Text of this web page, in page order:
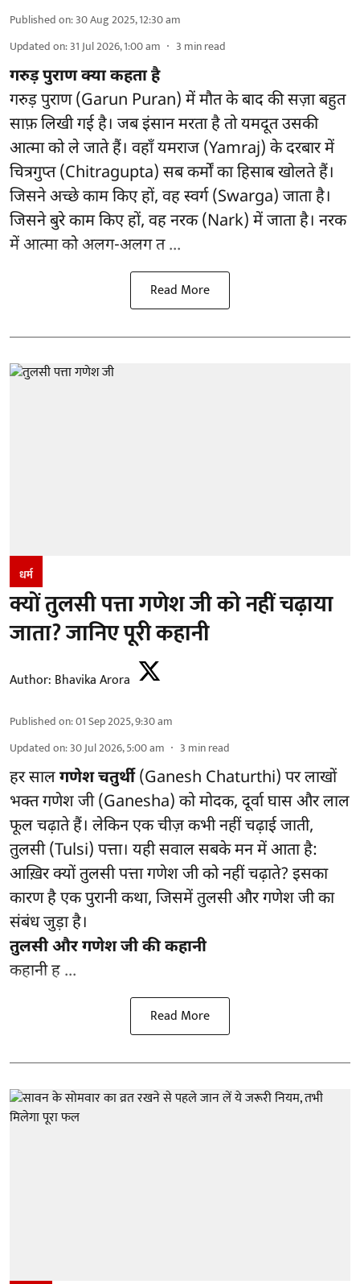
Published on:30 Aug 2025, 12:30 am
Updated on:31 Jul 2026, 1:00 am 3 min read
गरुड़ पुराण क्या कहता है
गरुड़ पुराण (Garun Puran) में मौत के बाद की सज़ा बहुत
साफ़ लिखी गई है। जब इंसान मरता है तो यमदूत उसकी
आत्मा को ले जाते हैं। वहाँ यमराज (Yamraj) के दरबार में
चित्रगुप्त (Chitragupta) सब कर्मों का हिसाब खोलते हैं।
जिसने अच्छे काम किए हों, वह स्वर्ग (Swarga) जाता है।
जिसने बुरे काम किए हों, वह नरक (Nark) में जाता है। नरक
में आत्मा को अलग-अलग त ...
Read More
धर्म
क्यों तुलसी पत्ता गणेश जी को नहीं चढ़ाया
जाता? जानिए पूरी कहानी
Author: Bhavika Arora
Published on:01 Sep 2025, 9:30 am
Updated on:30 Jul 2026, 5:00 am 3 min read
हर सालगणेश चतुर्थी(Ganesh Chaturthi) पर लाखों
भक्त गणेश जी (Ganesha) को मोदक, दूर्वा घास और लाल
फूल चढ़ाते हैं। लेकिन एक चीज़ कभी नहीं चढ़ाई जाती,
तुलसी (Tulsi) पत्ता। यही सवाल सबके मन में आता है:
आख़िर क्यों तुलसी पत्ता गणेश जी को नहीं चढ़ाते? इसका
कारण है एक पुरानी कथा, जिसमें तुलसी और गणेश जी का
संबंध जुड़ा है।
तुलसी और गणेश जी की कहानी
कहानी ह ...
Read More